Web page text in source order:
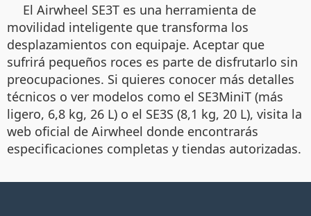
El Airwheel SE3T es una herramienta de
movilidad inteligente que transforma los
desplazamientos con equipaje. Aceptar que
sufrirá pequeños roces es parte de disfrutarlo sin
preocupaciones. Si quieres conocer más detalles
técnicos o ver modelos como el SE3MiniT (más
ligero, 6,8 kg, 26 L) o el SE3S (8,1 kg, 20 L), visita la
web oficial de Airwheel donde encontrarás
especificaciones completas y tiendas autorizadas.